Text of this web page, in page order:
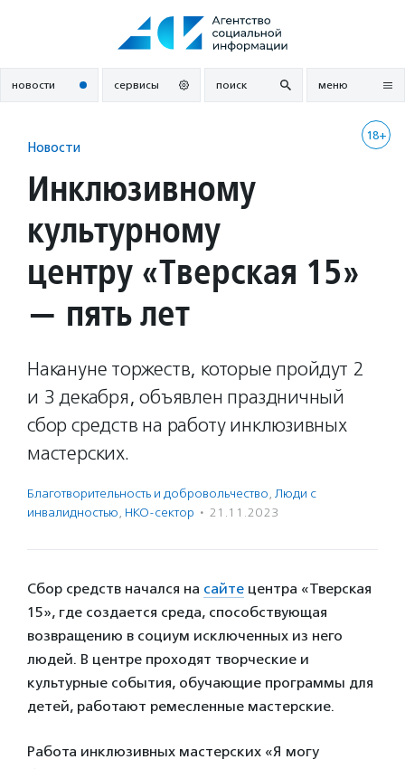
новости сервисы поиск меню
18+
Новости
Инклюзивному
культурному
центру «Тверская 15»
— пять лет
Накануне торжеств, которые пройдут 2
и 3 декабря, объявлен праздничный
сбор средств на работу инклюзивных
мастерских.
Благотвори­тель­ность и доброволь­чест­во, Люди с
инвалидностью, НКО-сектор · 21.11.2023
Сбор средств начался на сайте центра «Тверская
15», где создается среда, способствующая
возвращению в социум исключенных из него
людей. В центре проходят творческие и
культурные события, обучающие программы для
детей, работают ремесленные мастерские.
Работа инклюзивных мастерских «Я могу